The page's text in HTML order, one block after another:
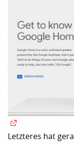
Letzteres hat